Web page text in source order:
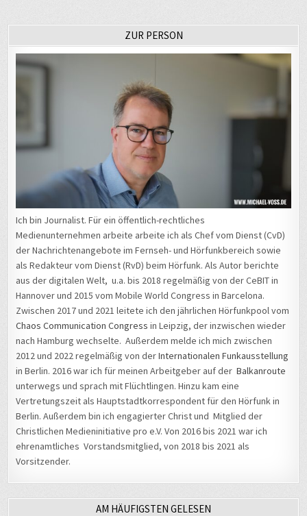
ZUR PERSON
Ich bin Journalist. Für ein öffentlich-rechtliches
Medienunternehmen arbeite arbeite ich als Chef vom Dienst (CvD)
der Nachrichtenangebote im Fernseh- und Hörfunkbereich sowie
als Redakteur vom Dienst (RvD) beim Hörfunk. Als Autor berichte
aus der digitalen Welt, u.a. bis 2018 regelmäßig von der CeBIT in
Hannover und 2015 vom Mobile World Congress in Barcelona.
Zwischen 2017 und 2021 leitete ich den jährlichen Hörfunkpool vom
Chaos Communication Congress in Leipzig, der inzwischen wieder
nach Hamburg wechselte. Außerdem melde ich mich zwischen
2012 und 2022 regelmäßig von derInternationalen Funkausstellung
in Berlin. 2016 war ich für meinen Arbeitgeber auf derBalkanroute
unterwegs und sprach mit Flüchtlingen. Hinzu kam eine
Vertretungszeit als Hauptstadtkorrespondent für den Hörfunk in
Berlin. Außerdem bin ich engagierter Christ und Mitglied der
Christlichen Medieninitiative pro e.V. Von 2016 bis 2021 war ich
ehrenamtliches Vorstandsmitglied, von 2018 bis 2021 als
Vorsitzender.
AM HÄUFIGSTEN GELESEN